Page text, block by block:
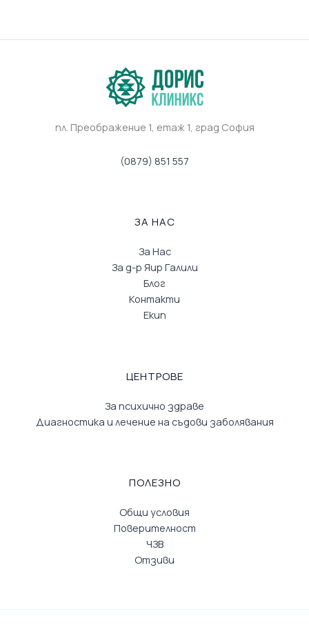
пл. Преображение 1, eтаж 1, град София
(0879) 851 557
ЗА НАС
За Нас
За д-р Яир Галили
Блог
Контакти
Екип
ЦЕНТРОВЕ
За психично здраве
Диагностика и лечение на съдови заболявания
ПОЛЕЗНО
Общи условия
Поверителност
ЧЗВ
Отзиви